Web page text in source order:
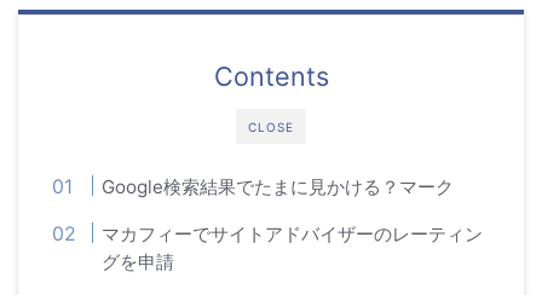
CLOSE
Contents
Google検索結果でたまに見かける？マーク
マカフィーでサイトアドバイザーのレーティン
グを申請